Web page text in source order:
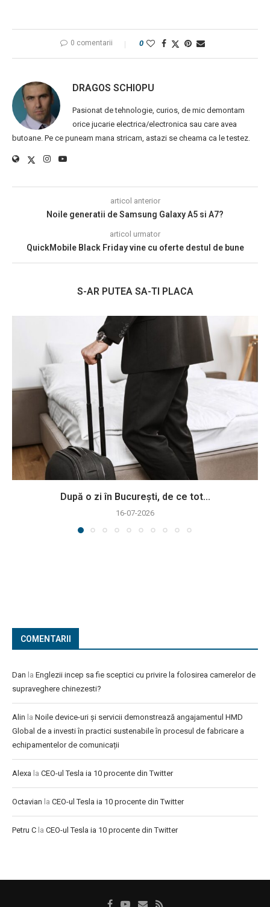
0 comentarii 0
DRAGOS SCHIOPU
Pasionat de tehnologie, curios, de mic demontam
orice jucarie electrica/electronica sau care avea
butoane. Pe ce puneam mana stricam, astazi se cheama ca le testez.
articol anterior
Noile generatii de Samsung Galaxy A5 si A7?
articol urmator
QuickMobile Black Friday vine cu oferte destul de bune
S-AR PUTEA SA-TI PLACA
După o zi în București, de ce tot...
16-07-2026
COMENTARII
Dan la Englezii incep sa fie sceptici cu privire la folosirea camerelor de
supraveghere chinezesti?
Alin la Noile device-uri și servicii demonstrează angajamentul HMD
Global de a investi în practici sustenabile în procesul de fabricare a
echipamentelor de comunicații
Alexa la CEO-ul Tesla ia 10 procente din Twitter
Octavian la CEO-ul Tesla ia 10 procente din Twitter
Petru C la CEO-ul Tesla ia 10 procente din Twitter